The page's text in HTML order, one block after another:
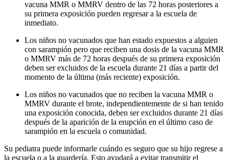
vacuna MMR o MMRV dentro de las 72 horas posteriores a
su primera exposición pueden regresar a la escuela de
inmediato.
Los niños no vacunados que han estado expuestos a alguien
con sarampión pero que reciben una dosis de la vacuna MMR
o MMRV más de 72 horas después de su primera exposición
deben ser excluidos de la escuela durante 21 días a partir del
momento de la última (más reciente) exposición.
Los niños no vacunados que no reciben la vacuna MMR o
MMRV durante el brote, independientemente de si han tenido
una exposición conocida, deben ser excluidos durante 21 días
después de la aparición de la erupción en el último caso de
sarampión en la escuela o comunidad.
Su pediatra puede informarle cuándo es seguro que su hijo regrese a
la escuela o a la guardería. Esto ayudará a evitar transmitir el